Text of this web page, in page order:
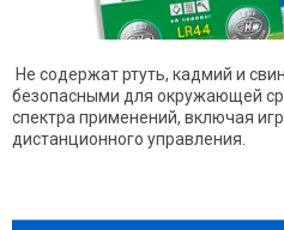
Не содержат ртуть, кадмий и
безопасными для окружающей
спектра применений, включая
дистанционного управления.